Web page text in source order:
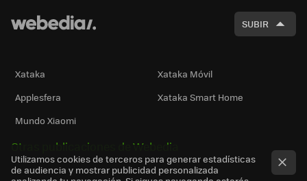
SUBIR
Xataka
Xataka Móvil
Applesfera
Xataka Smart Home
Mundo Xiaomi
Otras publicaciones de Webedia
Utilizamos cookies de terceros para generar estadísticas
de audiencia y mostrar publicidad personalizada